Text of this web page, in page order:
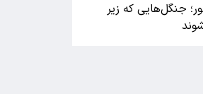
جنگل‌هایی که زیر